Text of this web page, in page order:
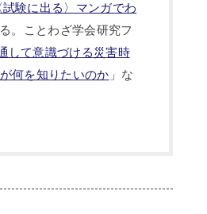
試験に出る〉マンガでわ
。ことわざ学会研究フ
して意識づける災害時
何を知りたいのか 」な